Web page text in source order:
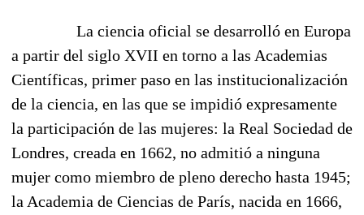
La ciencia oficial se desarrolló en Europa
a partir del siglo XVII en torno a las Academias
Científicas, primer paso en las institucionalización
de la ciencia, en las que se impidió expresamente
la participación de las mujeres: la Real Sociedad de
Londres, creada en 1662, no admitió a ninguna
mujer como miembro de pleno derecho hasta 1945;
la Academia de Ciencias de París, nacida en 1666,